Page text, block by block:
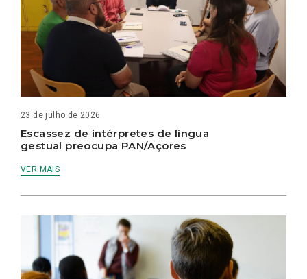
23 de julho de 2026
Escassez de intérpretes de língua
gestual preocupa PAN/Açores
VER MAIS